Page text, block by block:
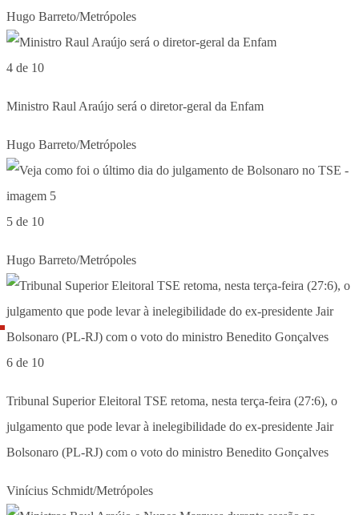
Hugo Barreto/Metrópoles
4 de 10
Ministro Raul Araújo será o diretor-geral da Enfam
Hugo Barreto/Metrópoles
5 de 10
Hugo Barreto/Metrópoles
6 de 10
Tribunal Superior Eleitoral TSE retoma, nesta terça-feira (27:6), o
julgamento que pode levar à inelegibilidade do ex-presidente Jair
Bolsonaro (PL-RJ) com o voto do ministro Benedito Gonçalves
Vinícius Schmidt/Metrópoles